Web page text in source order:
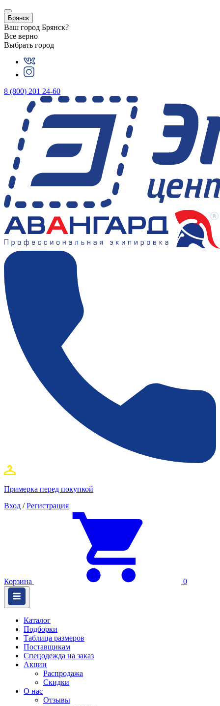
Брянск
Ваш город Брянск?
Все верно
Выбрать город
8 (800) 201 24-60
Примерка перед покупкой
Вход / Регистрация
Корзина 0
Каталог
Подборки
Таблица размеров
Поставщикам
Спецодежда на заказ
Акции
Распродажа
Скидки
О нас
Отзывы